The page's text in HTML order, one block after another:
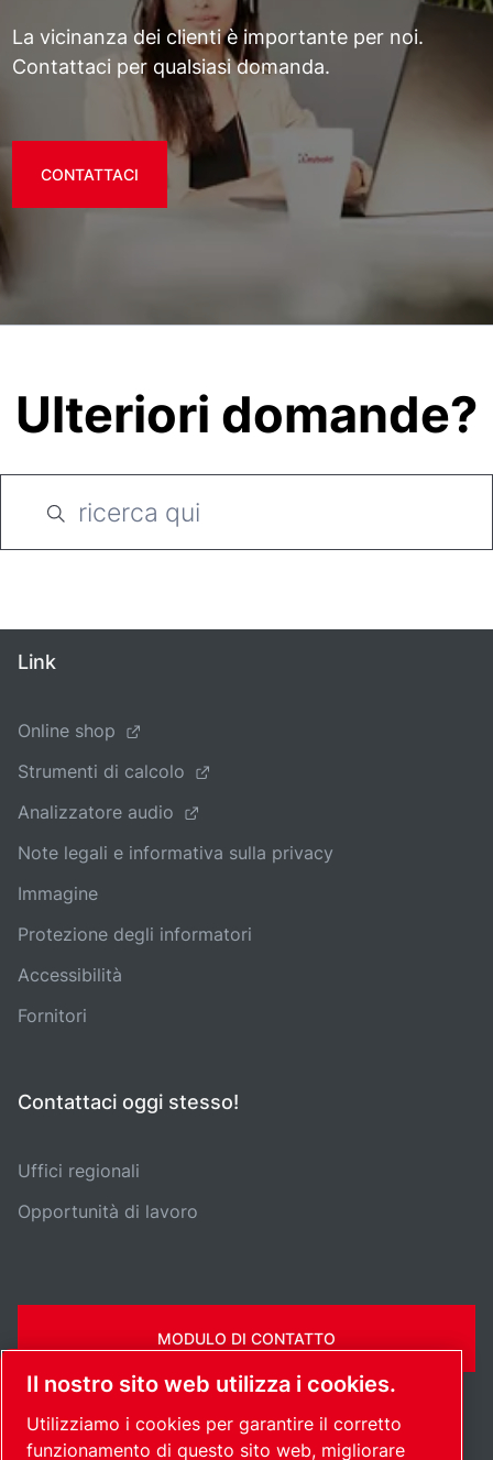
La vicinanza dei clienti è importante per noi.
Contattaci per qualsiasi domanda.
CONTATTACI
Ulteriori domande?
Link
Online shop
Strumenti di calcolo
Analizzatore audio
Note legali e informativa sulla privacy
Immagine
Protezione degli informatori
Accessibilità
Fornitori
Contattaci oggi stesso!
Uffici regionali
Opportunità di lavoro
MODULO DI CONTATTO
Il nostro sito web utilizza i cookies.
Utilizziamo i cookies per garantire il corretto
funzionamento di questo sito web, migliorare